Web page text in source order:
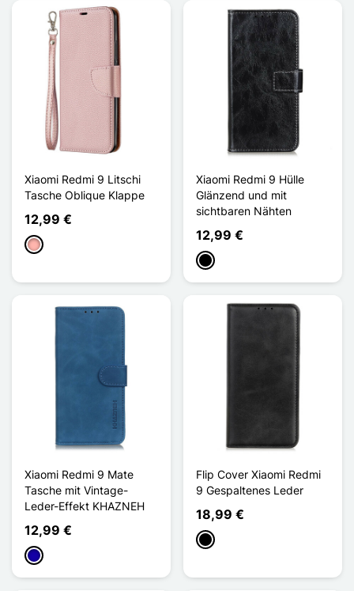
Xiaomi Redmi 9 Litschi
Tasche Oblique Klappe
12,99 €
Roségold
Xiaomi Redmi 9 Hülle
Glänzend und mit
sichtbaren Nähten
12,99 €
Schwarz
Xiaomi Redmi 9 Mate
Tasche mit Vintage-
Leder-Effekt KHAZNEH
12,99 €
Dunkelblau
Flip Cover Xiaomi Redmi
9 Gespaltenes Leder
18,99 €
Schwarz